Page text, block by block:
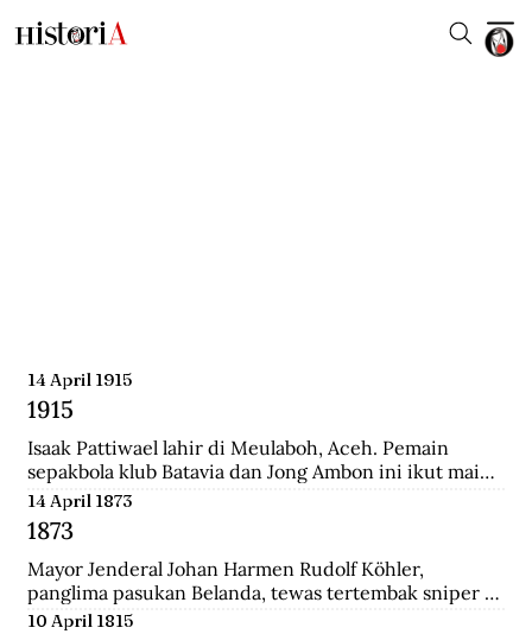
14 April 1915
1915
Isaak Pattiwael lahir di Meulaboh, Aceh. Pemain
sepakbola klub Batavia dan Jong Ambon ini ikut main
dalam Piala Dunia 1938 di Prancis.
14 April 1873
1873
Mayor Jenderal Johan Harmen Rudolf Köhler,
panglima pasukan Belanda, tewas tertembak sniper
Aceh di depan Masjid Raya Banda Aceh.
10 April 1815